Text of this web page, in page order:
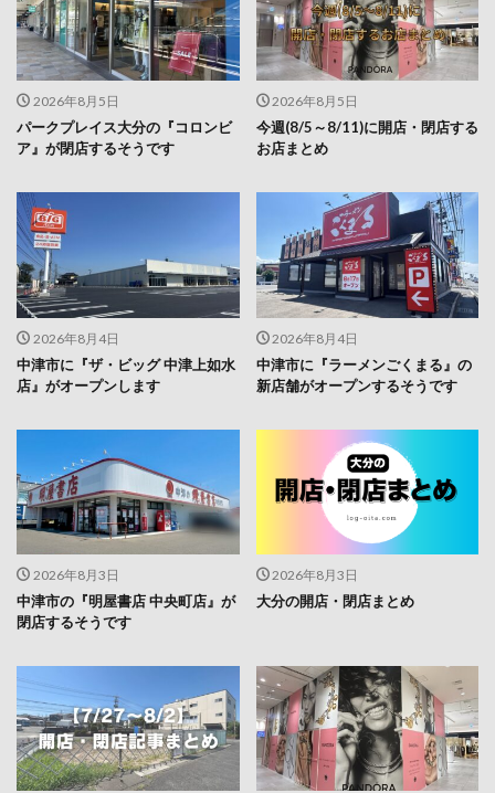
2026年8月5日
パークプレイス大分の『コロンビ
ア』が閉店するそうです
2026年8月5日
今週(8/5～8/11)に開店・閉店する
お店まとめ
2026年8月4日
中津市に『ザ・ビッグ 中津上如水
店』がオープンします
2026年8月4日
中津市に『ラーメンごくまる』の
新店舗がオープンするそうです
2026年8月3日
中津市の『明屋書店 中央町店』が
閉店するそうです
2026年8月3日
大分の開店・閉店まとめ